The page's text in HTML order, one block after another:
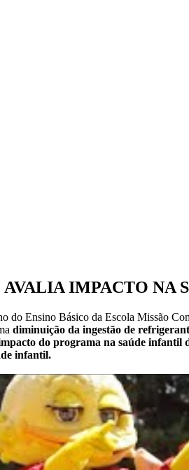
IMPACTO NA
do Ensino Básico da Escola Missão
diminuição da ingestão de
do programa na saúde infantil
infantil.